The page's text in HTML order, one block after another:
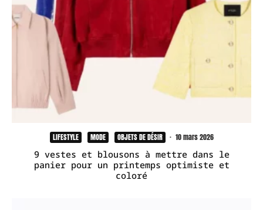
LIFESTYLE MODE OBJETS DE DÉSIR · 10 mars 2026
9 vestes et blousons à mettre dans le
panier pour un printemps optimiste et
coloré